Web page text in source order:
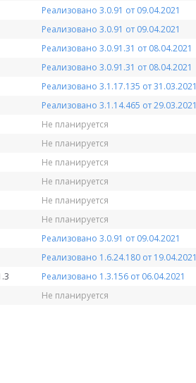
Реализовано 3.0.91 от 09.04.2021
Реализовано 3.0.91 от 09.04.2021
Реализовано 3.0.91.31 от 08.04.2021
Реализовано 3.0.91.31 от 08.04.2021
Реализовано 3.1.17.135 от 31.03.2021
Реализовано 3.1.14.465 от 29.03.2021
Не планируется
Не планируется
Не планируется
Не планируется
Не планируется
Не планируется
Реализовано 3.0.91 от 09.04.2021
Реализовано 1.6.24.180 от 19.04.2021
Реализовано 1.3.156 от 06.04.2021
Не планируется